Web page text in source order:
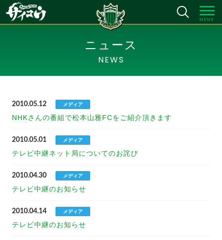
MENU
ニュース
NEWS
2010.05.12 メディア
NHKさんの番組で松本山雅FCをご紹介頂きます
2010.05.01 メディア
テレビ中継ネット局についてのお詫び
2010.04.30 メディア
テレビ中継のお知らせ
2010.04.14 メディア
テレビ中継のお知らせ